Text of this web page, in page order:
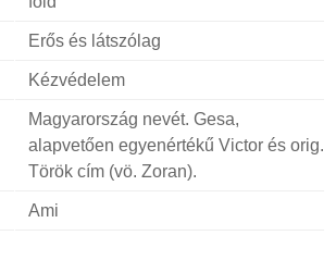
Erős és látszólag
Kézvédelem
Magyarország nevét. Gesa,
alapvetően egyenértékű Victor és orig.
Török cím (vö. Zoran).
Ami